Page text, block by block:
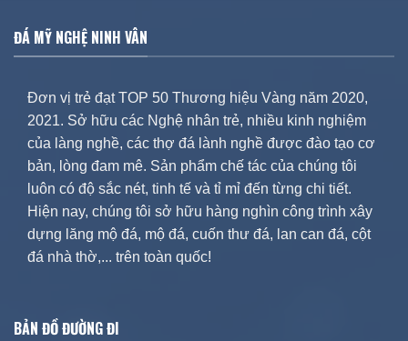
ĐÁ MỸ NGHỆ NINH VÂN
Đơn vị trẻ đạt TOP 50 Thương hiệu Vàng năm 2020,
2021. Sở hữu các Nghệ nhân trẻ, nhiều kinh nghiệm
của làng nghề, các thợ đá lành nghề được đào tạo cơ
bản, lòng đam mê. Sản phẩm chế tác của chúng tôi
luôn có độ sắc nét, tinh tế và tỉ mỉ đến từng chi tiết.
Hiện nay, chúng tôi sở hữu hàng nghìn công trình xây
dựng lăng mộ đá, mộ đá, cuốn thư đá, lan can đá, cột
đá nhà thờ,... trên toàn quốc!
BẢN ĐỒ ĐƯỜNG ĐI